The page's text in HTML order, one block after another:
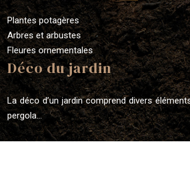
Plantes potagères
Arbres et arbustes
Fleures ornementales
Déco du jardin
La déco d’un jardin comprend divers
pergola…